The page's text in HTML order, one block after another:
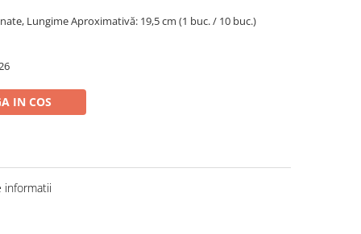
Lungime Aproximativă: 19,5 cm (1 buc. / 10 buc.)
IN COS
informatii